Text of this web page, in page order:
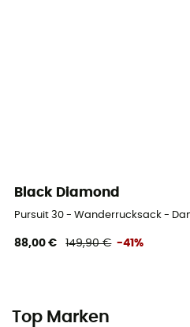
Black Diamond
Pursuit 30 - Wanderrucksack -
88,00 € 149,90 € -41%
Top Marken